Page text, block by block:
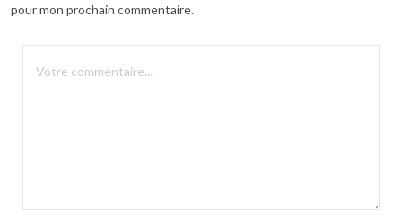
pour mon prochain commentaire.